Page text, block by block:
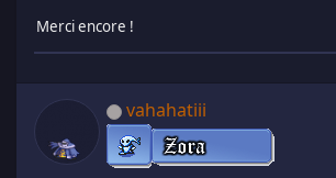
Merci encore !
vahahatiii